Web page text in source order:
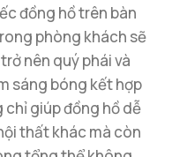
đồng hồ trên bàn
phòng khách sẽ
nên quý phái và
sáng bóng kết hợp
chỉ giúp đồng hồ dễ
thất khác mà còn